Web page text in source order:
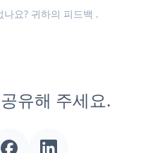
요? 귀하의 피드백 .
유해 주세요.